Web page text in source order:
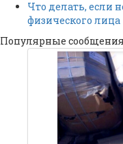
Что делать, если
физического лица
Популярные сообщения